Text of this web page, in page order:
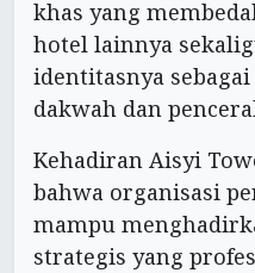
khas yang
hotel lainnya
identitasnya
dakwah dan
Kehadiran Aisyi
bahwa organisasi
mampu
strategis yang